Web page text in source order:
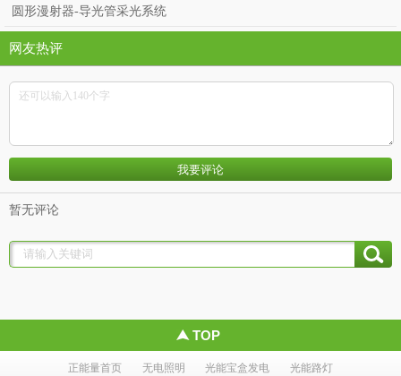
圆形漫射器-导光管采光系统
网友热评
暂无评论
TOP
正能量首页 无电照明 光能宝盒发电 光能路灯